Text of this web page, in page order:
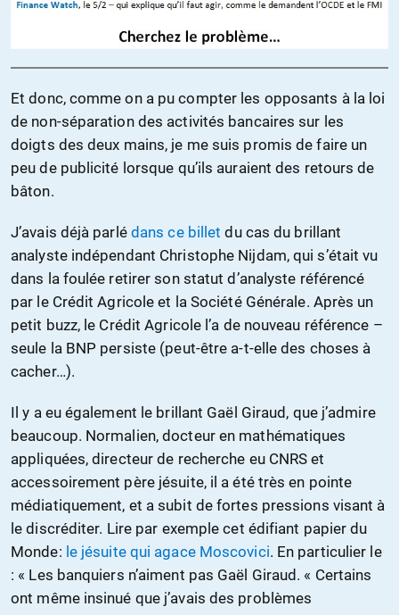
Et donc, comme on a pu compter les opposants à la loi
de non-séparation des activités bancaires sur les
doigts des deux mains, je me suis promis de faire un
peu de publicité lorsque qu’ils auraient des retours de
bâton.
J’avais déjà parlé dans ce billet du cas du brillant
analyste indépendant Christophe Nijdam, qui s’était vu
dans la foulée retirer son statut d’analyste référencé
par le Crédit Agricole et la Société Générale. Après un
petit buzz, le Crédit Agricole l’a de nouveau référence –
seule la BNP persiste (peut-être a-t-elle des choses à
cacher…).
Il y a eu également le brillant Gaël Giraud, que j’admire
beaucoup. Normalien, docteur en mathématiques
appliquées, directeur de recherche eu CNRS et
accessoirement père jésuite, il a été très en pointe
médiatiquement, et a subit de fortes pressions visant à
le discréditer. Lire par exemple cet édifiant papier du
Monde: le jésuite qui agace Moscovici. En particulier le
: « Les banquiers n’aiment pas Gaël Giraud. « Certains
ont même insinué que j’avais des problèmes